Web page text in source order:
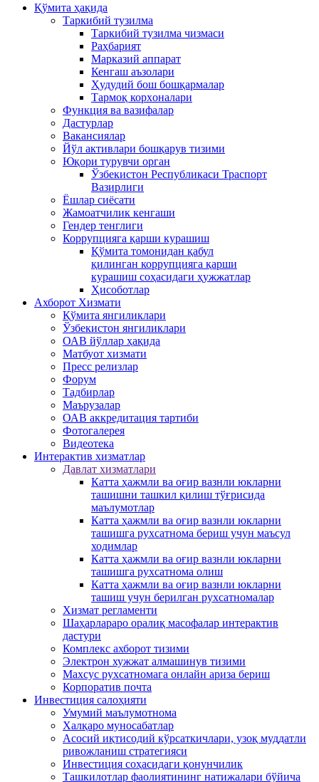
Қўмита ҳақида
Таркибий тузилма
Таркибий тузилма чизмаси
Раҳбарият
Марказий аппарат
Кенгаш аъзолари
Ҳудудий бош бошқармалар
Тармоқ корxоналари
Функция ва вазифалар
Дастурлар
Вакансиялар
Йўл активлари бошқарув тизими
Юқори турувчи орган
Ўзбекистон Республикаси Траспорт
Вазирлиги
Ёшлар сиёсати
Жамоатчилик кенгаши
Гендер тенглиги
Коррупцияга қарши курашиш
Қўмита томонидан қабул
қилинган коррупцияга қарши
курашиш соҳасидаги ҳужжатлар
Ҳисоботлар
Ахборот Хизмати
Қўмита янгиликлари
Ўзбекистон янгиликлари
ОАВ йўллар ҳақида
Матбуот xизмати
Пресс релизлар
Форум
Тадбирлар
Маърузалар
ОАВ аккредитация тартиби
Фотогалерея
Видеотека
Интерактив xизматлар
Давлат хизматлари
Катта ҳажмли ва оғир вазнли юкларни
ташишни ташкил қилиш тўғрисида
маълумотлар
Катта ҳажмли ва оғир вазнли юкларни
ташишга рухсатнома бериш учун маъсул
ходимлар
Катта ҳажмли ва оғир вазнли юкларни
ташишга рухсатнома олиш
Катта ҳажмли ва оғир вазнли юкларни
ташиш учун берилган рухсатномалар
Хизмат регламенти
Шаҳарлараро оралиқ масофалар интерактив
дастури
Комплекс ахборот тизими
Электрон хужжат алмашинув тизими
Махсус рухсатномага онлайн ариза бериш
Корпоратив почта
Инвестиция салоҳияти
Умумий маълумотнома
Xалқаро муносабатлар
Асосий иқтисодий кўрсаткичлари, узоқ муддатли
ривожланиш стратегияси
Инвестиция соҳасидаги қонунчилик
Ташкилотлар фаолиятининг натижалари бўйича